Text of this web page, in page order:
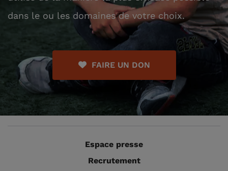
dans le ou les domaines de votre choix.
FAIRE UN DON
Espace presse
Recrutement